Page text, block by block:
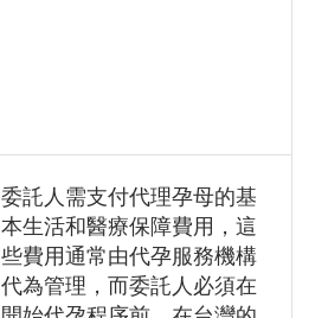
委託人需支付代理孕母的基
本生活和醫療保障費用，這
些費用通常由代孕服務機構
代為管理，而委託人必須在